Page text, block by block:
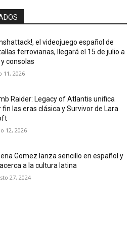
el videojuego español de
ferroviarias, llegará el 15 de julio a
y consolas
11, 2026
Raider: Legacy of Atlantis unifica
fin las eras clásica y Survivor de Lara
12, 2026
Gomez lanza sencillo en español y
a la cultura latina
27, 2024